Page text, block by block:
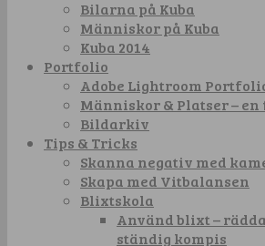
Bilarna på Kuba
Människor på Kuba
Kuba 2014
Portfolio
Adobe Lightroom
Människor & Platser – en
Bildarkiv
Tips & Tricks
Skanna negativ med
Skapa med Vitbalansen
Blixtskola
Använd blixt –
ständig kompis